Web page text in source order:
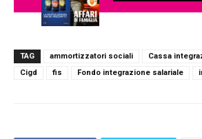
TAG ammortizzatori sociali
Cassa
Cigd
fis Fondo integrazione salariale